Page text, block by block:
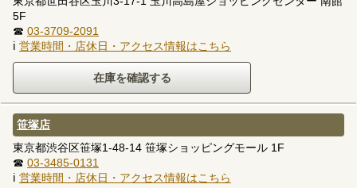
5F
☎ 03-3709-2091
ℹ 営業時間・店休日・アクセス情報はこちら
笹塚店
東京都渋谷区笹塚1-48-14 笹塚ショッピングモール 1F
☎ 03-3485-0131
ℹ 営業時間・店休日・アクセス情報はこちら